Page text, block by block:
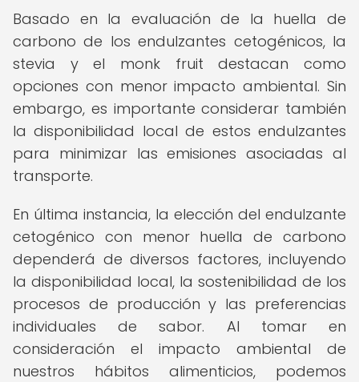
Basado en la evaluación de la huella de
carbono de los endulzantes cetogénicos, la
stevia y el monk fruit destacan como
opciones con menor impacto ambiental. Sin
embargo, es importante considerar también
la disponibilidad local de estos endulzantes
para minimizar las emisiones asociadas al
transporte.
En última instancia, la elección del endulzante
cetogénico con menor huella de carbono
dependerá de diversos factores, incluyendo
la disponibilidad local, la sostenibilidad de los
procesos de producción y las preferencias
individuales de sabor. Al tomar en
consideración el impacto ambiental de
nuestros hábitos alimenticios, podemos